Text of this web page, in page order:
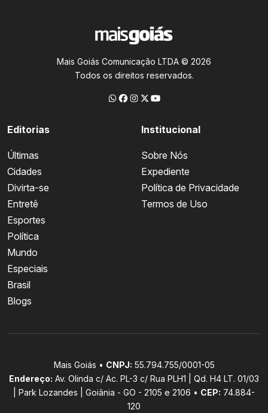
Mais Goiás Comunicação LTDA © 2026
Todos os direitos reservados.
Editorias
Últimas
Cidades
Divirta-se
Entretê
Esportes
Política
Mundo
Especiais
Brasil
Blogs
Institucional
Sobre Nós
Expediente
Política de Privacidade
Termos de Uso
Mais Goiás • CNPJ: 55.794.755/0001-05
Endereço: Av. Olinda c/ Ac. PL-3 c/ Rua PLH1 | Qd. H4 LT. 01/03
| Park Lozandes | Goiânia - GO - 2105 e 2106 • CEP: 74.884-
120